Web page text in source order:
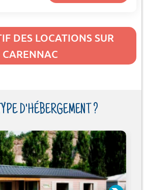
DES LOCATIONS SUR
CARENNAC
D'HÉBERGEMENT ?